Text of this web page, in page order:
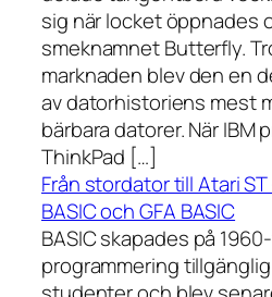
sig när locket öppnades
smeknamnet Butterfly.
marknaden blev den en
av datorhistoriens mest
bärbara datorer. När IBM
ThinkPad […]
Från stordator till Atari
BASIC och GFA BASIC
BASIC skapades på
programmering